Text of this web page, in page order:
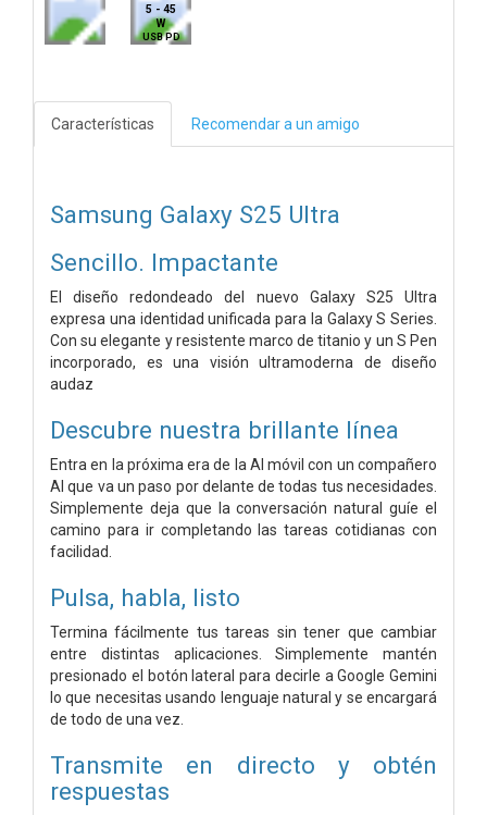
5 - 45
W
USB PD
Características Recomendar a un amigo
Samsung Galaxy S25 Ultra
Sencillo. Impactante
El diseño redondeado del nuevo Galaxy S25 Ultra
expresa una identidad unificada para la Galaxy S Series.
Con su elegante y resistente marco de titanio y un S Pen
incorporado, es una visión ultramoderna de diseño
audaz
Descubre nuestra brillante línea
Entra en la próxima era de la AI móvil con un compañero
AI que va un paso por delante de todas tus necesidades.
Simplemente deja que la conversación natural guíe el
camino para ir completando las tareas cotidianas con
facilidad.
Pulsa, habla, listo
Termina fácilmente tus tareas sin tener que cambiar
entre distintas aplicaciones. Simplemente mantén
presionado el botón lateral para decirle a Google Gemini
lo que necesitas usando lenguaje natural y se encargará
de todo de una vez.
Transmite en directo y obtén
respuestas